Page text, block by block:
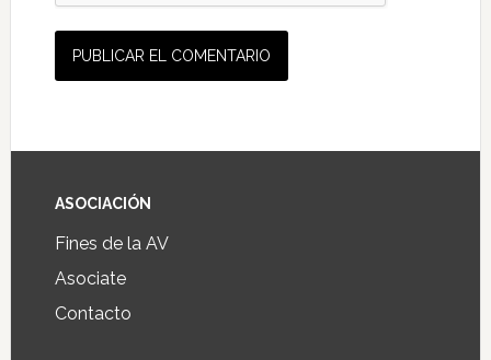
ASOCIACIÓN
Fines de la AV
Asociate
Contacto